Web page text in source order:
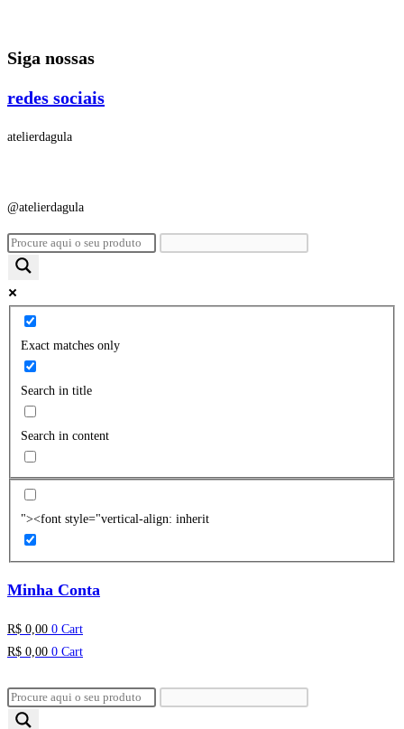
o
Siga nossas
redes sociais
atelierdagula
@atelierdagula
Exact matches only
Search in title
Search in content
"><font style="vertical-align: inherit
Minha Conta
R$ 0,00 0 Cart
R$ 0,00 0 Cart